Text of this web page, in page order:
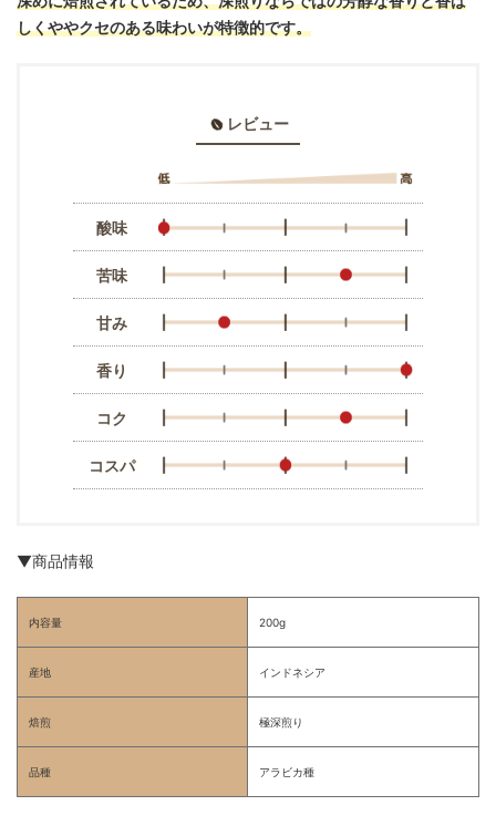
しくややクセのある味わいが特徴的です。
レビュー
酸味
苦味
甘み
香り
コク
コスパ
▼商品情報
内容量 200g
産地 インドネシア
焙煎 極深煎り
品種 アラビカ種